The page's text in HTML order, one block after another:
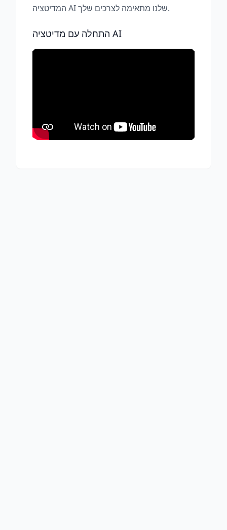
המדיטציה AI שלנו מתאימה לצרכים שלך.
התחלה עם מדיטציה AI